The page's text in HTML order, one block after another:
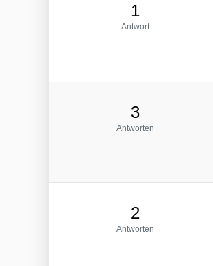
1
Antwort
3
Antworten
2
Antworten